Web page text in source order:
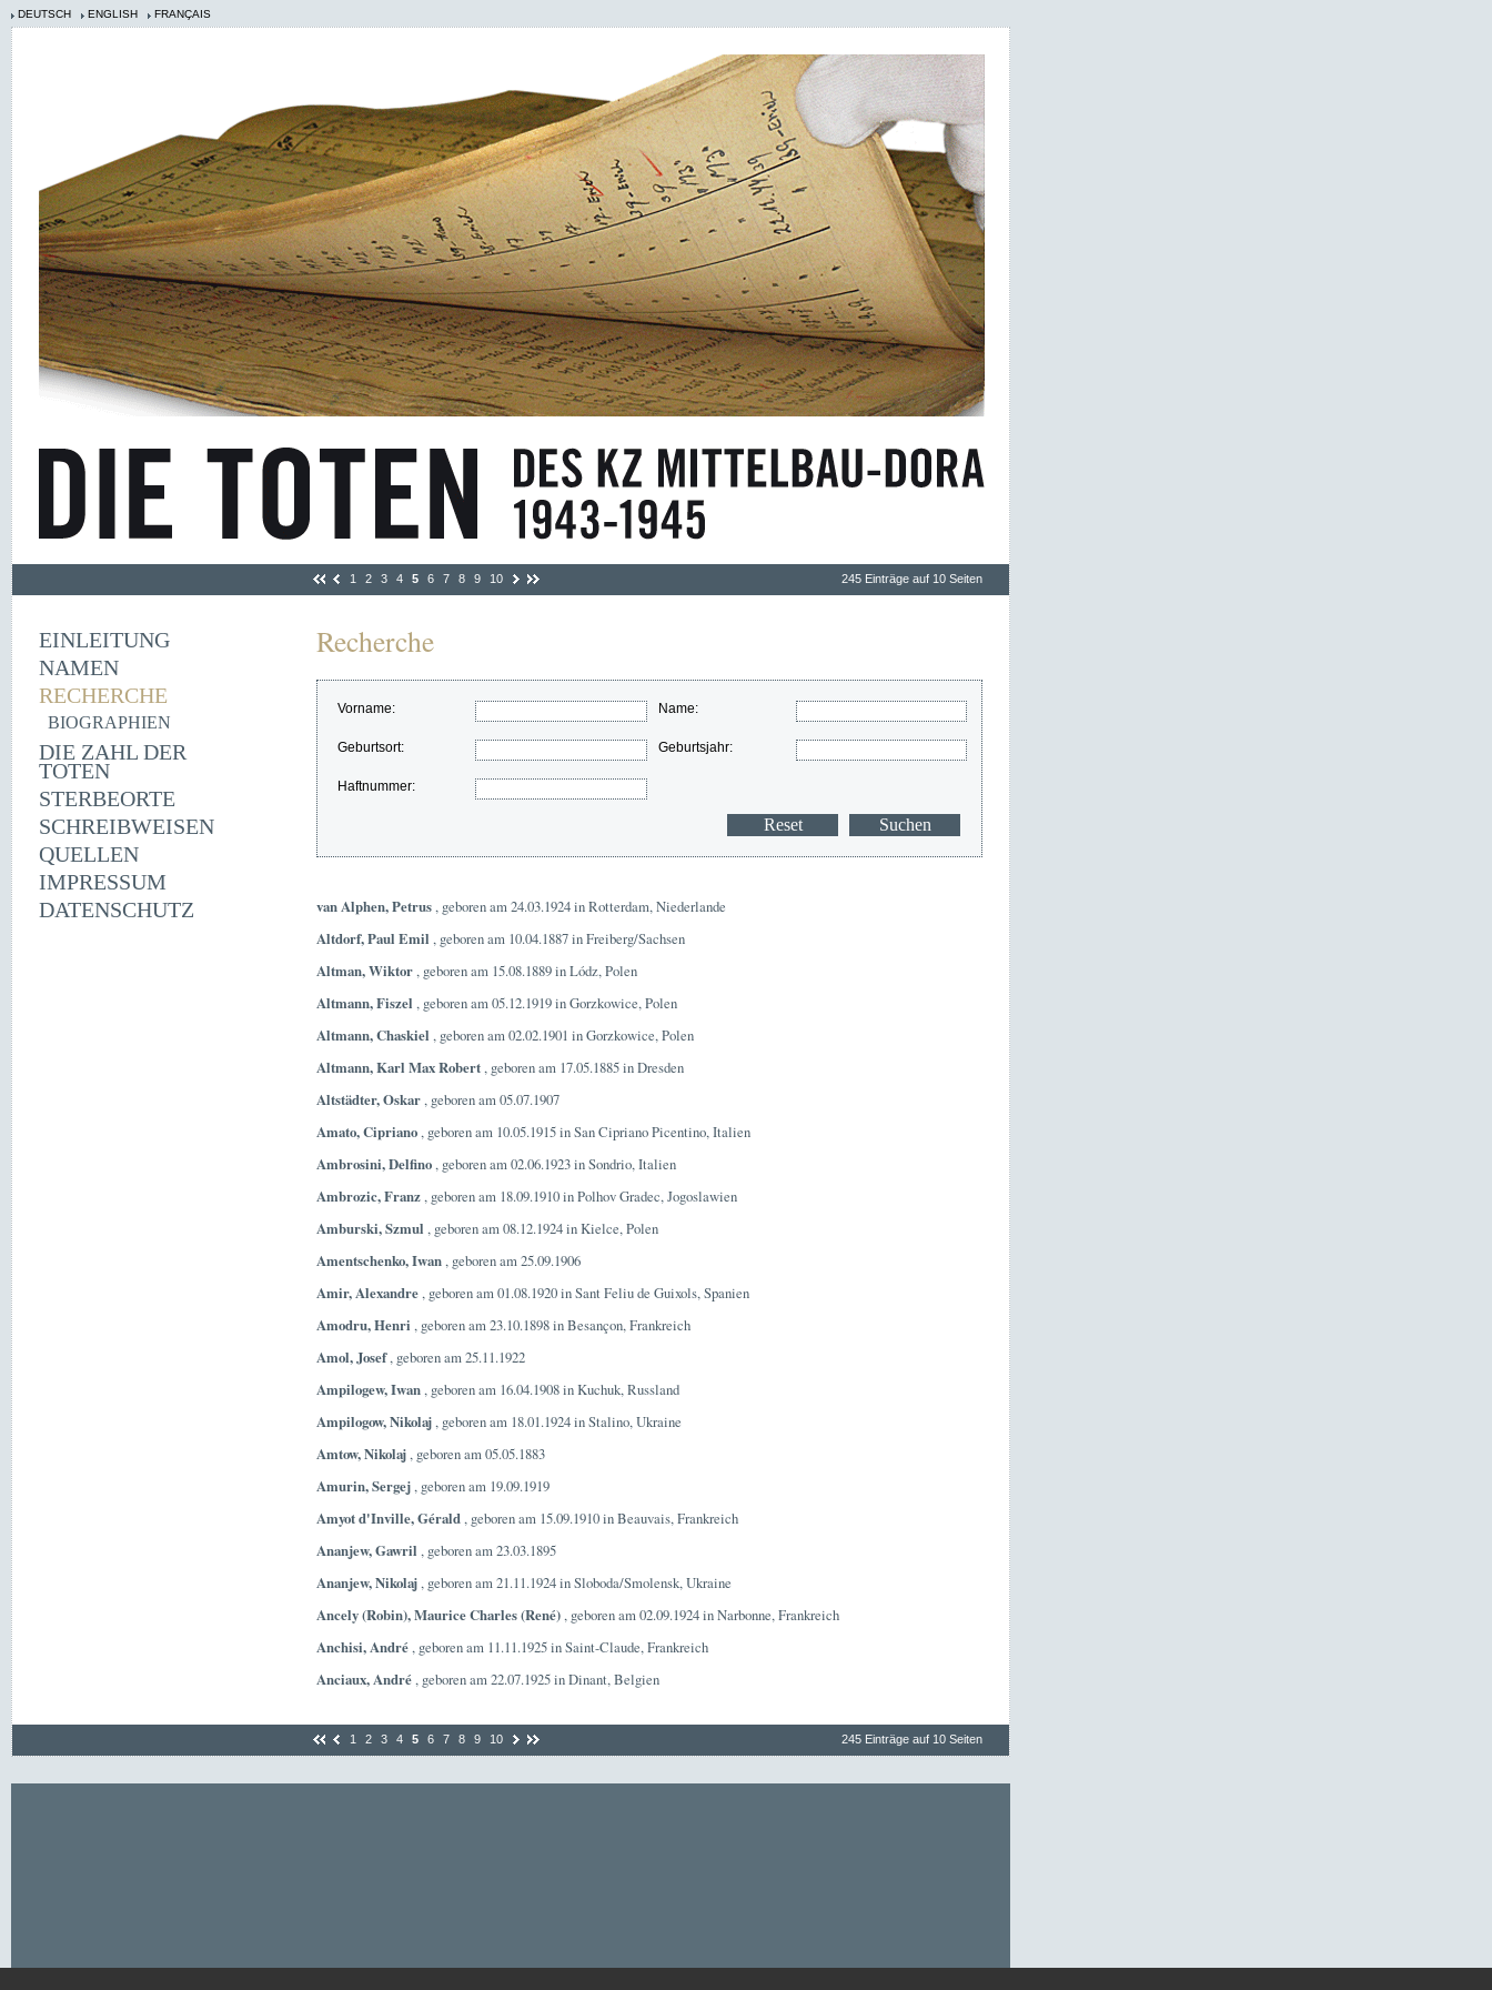
DEUTSCH ENGLISH FRANÇAIS
1 2 3 4 5 6 7 8 9 10 245 Einträge auf 10 Seiten
EINLEITUNG
NAMEN
RECHERCHE
BIOGRAPHIEN
DIE ZAHL DER
TOTEN
STERBEORTE
SCHREIBWEISEN
QUELLEN
IMPRESSUM
DATENSCHUTZ
Recherche
Vorname: Name:
Geburtsort: Geburtsjahr:
Haftnummer:
van Alphen, Petrus, geboren am 24.03.1924 in Rotterdam, Niederlande
Altdorf, Paul Emil , geboren am 10.04.1887 in Freiberg/Sachsen
Altman, Wiktor, geboren am 15.08.1889 in Lódz, Polen
Altmann, Fiszel , geboren am 05.12.1919 in Gorzkowice, Polen
Altmann, Chaskiel , geboren am 02.02.1901 in Gorzkowice, Polen
Altmann, Karl Max Robert, geboren am 17.05.1885 in Dresden
Altstädter, Oskar, geboren am 05.07.1907
Amato, Cipriano, geboren am 10.05.1915 in San Cipriano Picentino, Italien
Ambrosini, Delfino, geboren am 02.06.1923 in Sondrio, Italien
Ambrozic, Franz, geboren am 18.09.1910 in Polhov Gradec, Jogoslawien
Amburski, Szmul , geboren am 08.12.1924 in Kielce, Polen
Amentschenko, Iwan, geboren am 25.09.1906
Amir, Alexandre, geboren am 01.08.1920 in Sant Feliu de Guixols, Spanien
Amodru, Henri , geboren am 23.10.1898 in Besançon, Frankreich
Amol, Josef, geboren am 25.11.1922
Ampilogew, Iwan, geboren am 16.04.1908 in Kuchuk, Russland
Ampilogow, Nikolaj, geboren am 18.01.1924 in Stalino, Ukraine
Amtow, Nikolaj, geboren am 05.05.1883
Amurin, Sergej, geboren am 19.09.1919
Amyot d'Inville, Gérald, geboren am 15.09.1910 in Beauvais, Frankreich
Ananjew, Gawril , geboren am 23.03.1895
Ananjew, Nikolaj, geboren am 21.11.1924 in Sloboda/Smolensk, Ukraine
Ancely (Robin), Maurice Charles (René), geboren am 02.09.1924 in Narbonne, Frankreich
Anchisi, André, geboren am 11.11.1925 in Saint-Claude, Frankreich
Anciaux, André, geboren am 22.07.1925 in Dinant, Belgien
1 2 3 4 5 6 7 8 9 10 245 Einträge auf 10 Seiten